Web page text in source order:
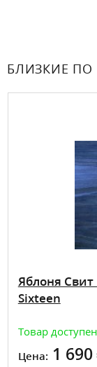
БЛИЗКИЕ
Яблоня Свит
Sixteen
Товар
Цена: 1 690